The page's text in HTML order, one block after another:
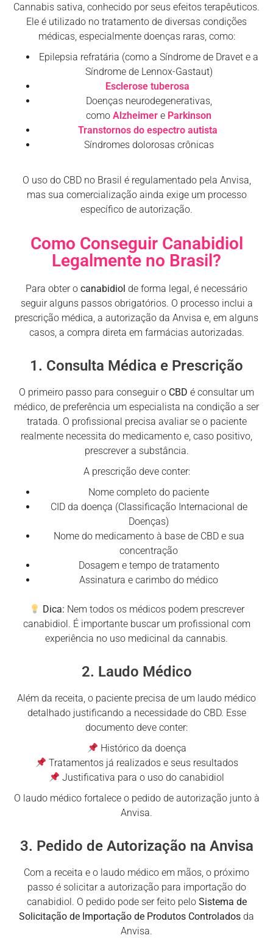
Cannabis sativa, conhecido por seus efeitos terapêuticos.
Ele é utilizado no tratamento de diversas condições
médicas, especialmente doenças raras, como:
Epilepsia refratária (como a Síndrome de Dravet e a
Síndrome de Lennox-Gastaut)
Esclerose tuberosa
Doenças neurodegenerativas,
como Alzheimer e Parkinson
Transtornos do espectro autista
Síndromes dolorosas crônicas
O uso do CBD no Brasil é regulamentado pela Anvisa,
mas sua comercialização ainda exige um processo
específico de autorização.
Como Conseguir Canabidiol
Legalmente no Brasil?
Para obter o canabidiol de forma legal, é necessário
seguir alguns passos obrigatórios. O processo inclui a
prescrição médica, a autorização da Anvisa e, em alguns
casos, a compra direta em farmácias autorizadas.
1. Consulta Médica e Prescrição
O primeiro passo para conseguir o CBD é consultar um
médico, de preferência um especialista na condição a ser
tratada. O profissional precisa avaliar se o paciente
realmente necessita do medicamento e, caso positivo,
prescrever a substância.
A prescrição deve conter:
Nome completo do paciente
CID da doença (Classificação Internacional de
Doenças)
Nome do medicamento à base de CBD e sua
concentração
Dosagem e tempo de tratamento
Assinatura e carimbo do médico
Dica: Nem todos os médicos podem prescrever
canabidiol. É importante buscar um profissional com
experiência no uso medicinal da cannabis.
2. Laudo Médico
Além da receita, o paciente precisa de um laudo médico
detalhado justificando a necessidade do CBD. Esse
documento deve conter:
Histórico da doença
Tratamentos já realizados e seus resultados
Justificativa para o uso do canabidiol
O laudo médico fortalece o pedido de autorização junto à
Anvisa.
3. Pedido de Autorização na Anvisa
Com a receita e o laudo médico em mãos, o próximo
passo é solicitar a autorização para importação do
canabidiol. O pedido pode ser feito pelo Sistema de
Solicitação de Importação de Produtos Controlados da
Anvisa.